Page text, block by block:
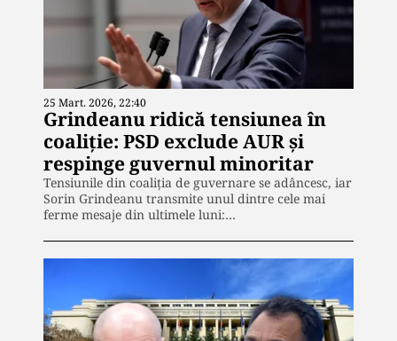
25 Mart. 2026, 22:40
Grindeanu ridică tensiunea în
coaliție: PSD exclude AUR și
respinge guvernul minoritar
Tensiunile din coaliția de guvernare se adâncesc, iar
Sorin Grindeanu transmite unul dintre cele mai
ferme mesaje din ultimele luni:…